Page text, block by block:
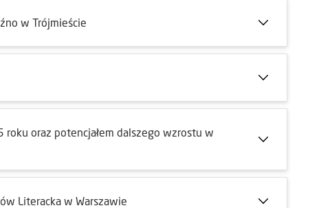
w Trójmieście
oraz potencjałem dalszego wzrostu w
Literacka w Warszawie